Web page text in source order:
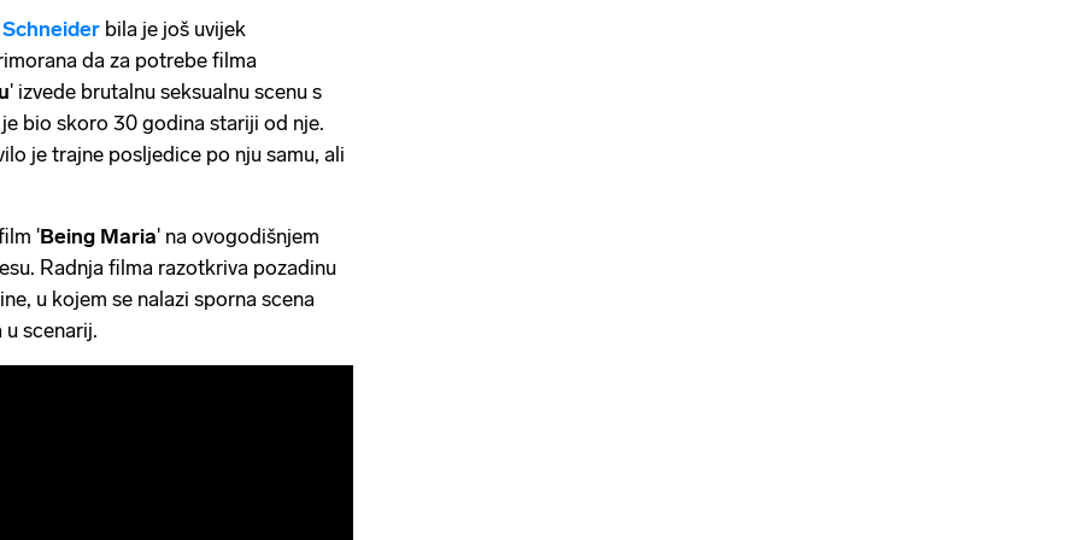
bila je još uvijek
da za potrebe filma
' izvede brutalnu seksualnu scenu s
bio skoro 30 godina stariji od nje.
je trajne posljedice po nju samu, ali
'Being Maria' na ovogodišnjem
Radnja filma razotkriva pozadinu
u kojem se nalazi sporna scena
scenarij.